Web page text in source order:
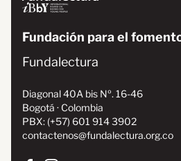
Fundación para el
Fundalectura
Diagonal 40A bis Nº. 16-46
Bogotá · Colombia
PBX: (+57) 601 914 3902
contactenos@fundalectura.org.co